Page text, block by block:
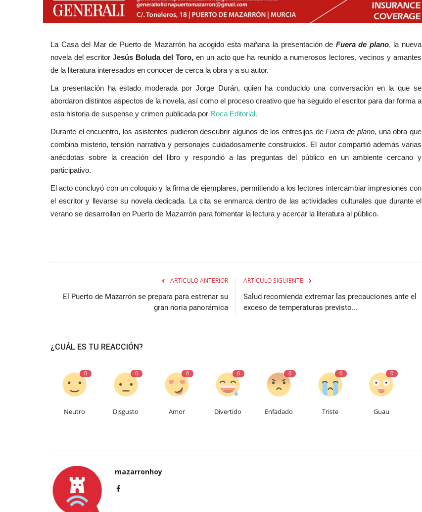
La Casa del Mar de Puerto de Mazarrón ha acogido esta mañana la presentación de Fuera de plano, la nueva
novela del escritor Jesús Boluda del Toro,en un acto que ha reunido a numerosos lectores, vecinos y amantes
de la literatura interesados en conocer de cerca la obra y a su autor.
La presentación ha estado moderada por Jorge Durán, quien ha conducido una conversación en la que se
abordaron distintos aspectos de la novela, así como el proceso creativo que ha seguido el escritor para dar forma a
esta historia de suspense y crimen publicada por Roca Editorial.
Durante el encuentro, los asistentes pudieron descubrir algunos de los entresijos deFuera de plano, una obra que
combina misterio, tensión narrativa y personajes cuidadosamente construidos. El autor compartió además varias
anécdotas sobre la creación del libro y respondió a las preguntas del público en un ambiente cercano y
participativo.
El acto concluyó con un coloquio y la firma de ejemplares, permitiendo a los lectores intercambiar impresiones con
el escritor y llevarse su novela dedicada. La cita se enmarca dentro de las actividades culturales que durante el
verano se desarrollan en Puerto de Mazarrón para fomentar la lectura y acercar la literatura al público.
ARTÍCULO ANTERIOR
El Puerto de Mazarrón se prepara para estrenar su
gran noria panorámica
ARTÍCULO SIGUIENTE
Salud recomienda extremar las precauciones ante el
exceso de temperaturas previsto...
¿CUÁL ES TU REACCIÓN?
0
Neutro
0
Disgusto
0
Amor
0
Divertido
0
Enfadado
0
Triste
0
Guau
mazarronhoy